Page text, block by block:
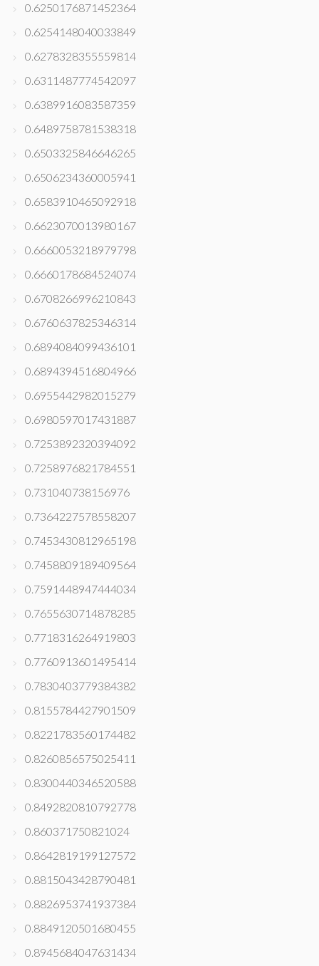
0.6250176871452364
0.6254148040033849
0.6278328355559814
0.6311487774542097
0.6389916083587359
0.6489758781538318
0.6503325846646265
0.6506234360005941
0.6583910465092918
0.6623070013980167
0.6660053218979798
0.6660178684524074
0.6708266996210843
0.6760637825346314
0.6894084099436101
0.6894394516804966
0.6955442982015279
0.6980597017431887
0.7253892320394092
0.7258976821784551
0.731040738156976
0.7364227578558207
0.7453430812965198
0.7458809189409564
0.7591448947444034
0.7655630714878285
0.7718316264919803
0.7760913601495414
0.7830403779384382
0.8155784427901509
0.8221783560174482
0.8260856575025411
0.8300440346520588
0.8492820810792778
0.860371750821024
0.8642819199127572
0.8815043428790481
0.8826953741937384
0.8849120501680455
0.8945684047631434